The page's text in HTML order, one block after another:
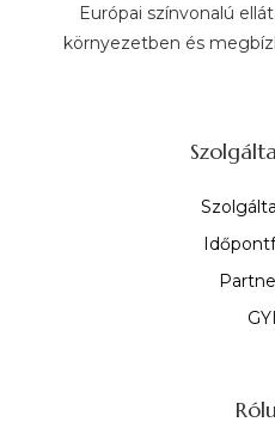
Európai színvonalú
környezetben és